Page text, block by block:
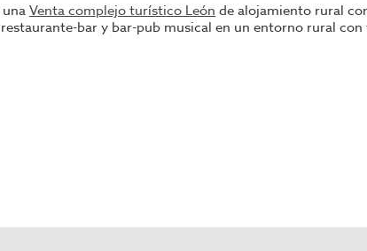
Venta complejo turístico León de alojamiento rural
bar y bar-pub musical en un entorno rural